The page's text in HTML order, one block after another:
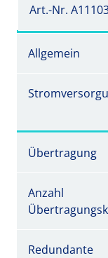
Art.-Nr.
Allgemein
Übertragung
Anzahl
Redundante